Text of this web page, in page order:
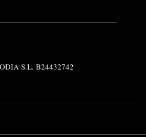
S.L. B24432742